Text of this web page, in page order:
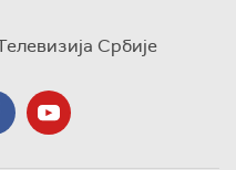
Србије